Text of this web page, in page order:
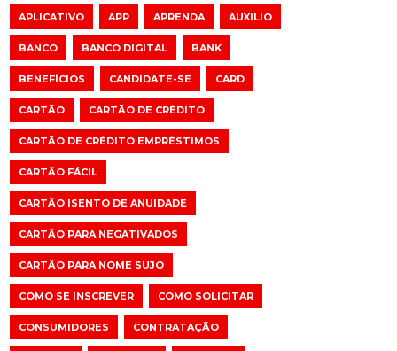
APLICATIVO APP APRENDA AUXILIO
BANCO BANCO DIGITAL BANK
BENEFÍCIOS CANDIDATE-SE CARD
CARTÃO CARTÃO DE CRÉDITO
CARTÃO DE CRÉDITO EMPRÉSTIMOS
CARTÃO FÁCIL
CARTÃO ISENTO DE ANUIDADE
CARTÃO PARA NEGATIVADOS
CARTÃO PARA NOME SUJO
COMO SE INSCREVER COMO SOLICITAR
CONSUMIDORES CONTRATAÇÃO